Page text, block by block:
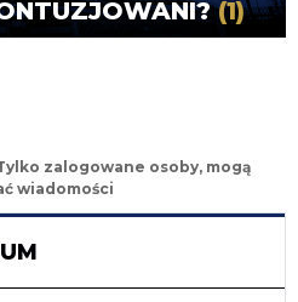
(1)
zalogowane osoby, mogą
wiadomości